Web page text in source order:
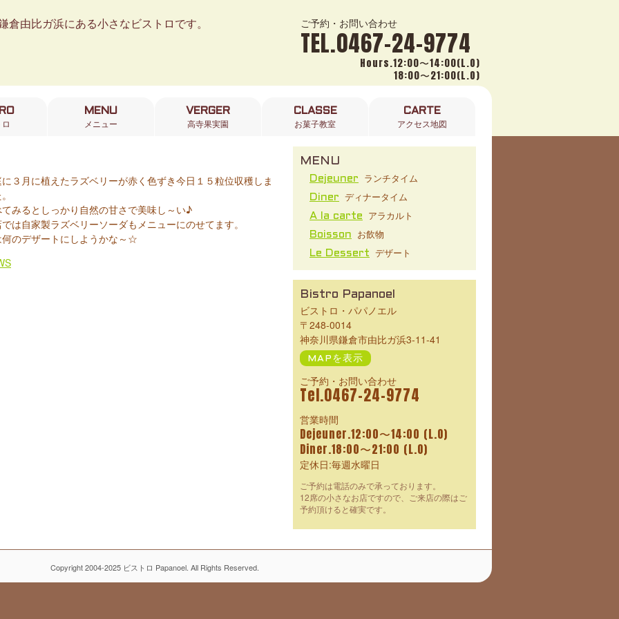
倉由比ガ浜にある小さなビストロです。 ご予約・お問い合わせ
TEL.0467-24-9774
Hours.12:00〜14:00(L.O)
18:00〜21:00(L.O)
MENU
メニュー
VERGER
高寺果実園
CLASSE
お菓子教室
CARTE
アクセス地図
３月に植えたラズベリーが赤く色ずき今日１５粒位収穫しま
みるとしっかり自然の甘さで美味し～い♪
は自家製ラズベリーソーダもメニューにのせてます。
のデザートにしようかな～☆
MENU
Dejeuner ランチタイム
Diner ディナータイム
A la carte アラカルト
Boisson お飲物
Le Dessert デザート
Bistro Papanoel
ビストロ・パパノエル
〒248-0014
神奈川県鎌倉市由比ガ浜3-11-41
MAPを表示
ご予約・お問い合わせ
Tel.0467-24-9774
営業時間
Dejeuner.12:00〜14:00 (L.O)
Diner.18:00〜21:00 (L.O)
定休日:毎週水曜日
ご予約は電話のみで承っております。
12席の小さなお店ですので、ご来店の際はご
予約頂けると確実です。
Copyright 2004-2025 ビストロ Papanoel. All Rights Reserved.